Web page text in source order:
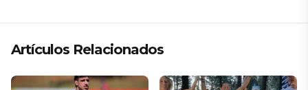
Artículos Relacionados